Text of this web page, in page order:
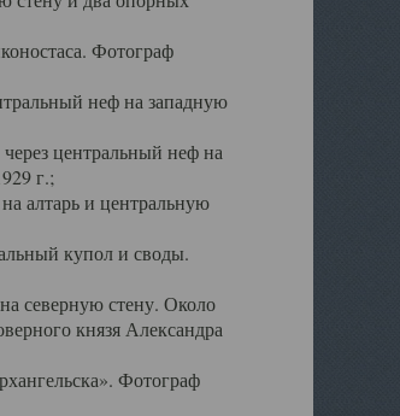
Фотограф
неф на западную
центральный неф на
г.;
алтарь и центральную
купол и своды.
северную стену. Около
князя Александра
Фотограф